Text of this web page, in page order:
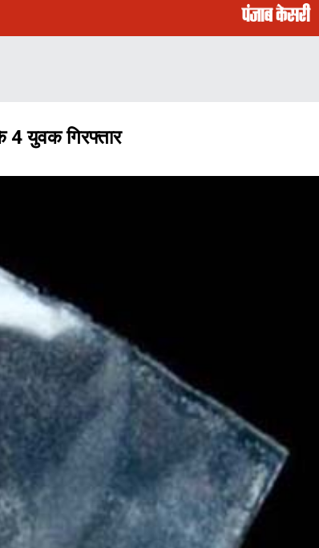
युवक गिरफ्तार